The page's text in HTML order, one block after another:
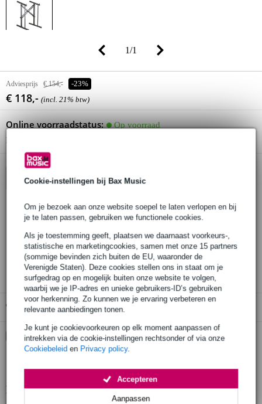
Cookie-instellingen bij Bax Music
Om je bezoek aan onze website soepel te laten verlopen en bij
je te laten passen, gebruiken we functionele cookies.
Als je toestemming geeft, plaatsen we daarnaast voorkeurs-,
statistische en marketingcookies, samen met onze 15 partners
(sommige bevinden zich buiten de EU, waaronder de
Verenigde Staten). Deze cookies stellen ons in staat om je
surfgedrag op en mogelijk buiten onze website te volgen,
waarbij we je IP-adres en unieke gebruikers-ID’s gebruiken
voor herkenning. Zo kunnen we je ervaring verbeteren en
relevante aanbiedingen tonen.
Je kunt je cookievoorkeuren op elk moment aanpassen of
intrekken via de cookie-instellingen rechtsonder of via onze
Cookiebeleid en Privacy policy.
Aanpassen
Accepteren
1/1
Adviesprijs € 154,- -23%
€ 118,- (incl. 21% btw)
Online voorraadstatus:
Op voorraad
Nog 1 stuk op voorraad in ons magazijn
In winkelwagen
Bestel voor 23:00 = morgen in huis (gratis)
30 dagen 'niet goed geld terug' garantie
3 jaar Bax Music garantie
Gratis ophalen in de winkel
Kies nu voor 2 jaar extra Bax Music garantie en meer
voordelen
Productinformatie